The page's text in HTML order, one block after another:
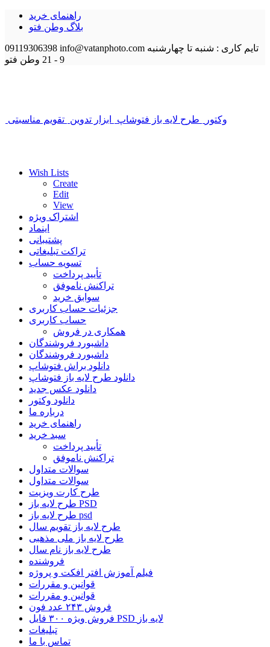
راهنمای خرید
بلاگ وطن فتو
09119306398 info@vatanphoto.com تایم کاری : شنبه تا چهارشنبه
9 - 21
وطن فتو
وکتور طرح لایه باز فتوشاپ ابزار تدوین تقویم مناسبتی
Wish Lists
Create
Edit
View
اشتراک ویژه
اینماد
پشتیبانی
تراکت تبلیغاتی
تسویه حساب
تأیید پرداخت
تراکنش ناموفق
سوابق خرید
جزئیات حساب کاربری
حساب کاربری
همکاری در فروش
داشبورد فروشندگان
داشبورد فروشندگان
دانلود براش فتوشاپ
دانلود طرح لایه باز فتوشاپ
دانلود عکس جدید
دانلود وکتور
درباره ما
راهنمای خرید
سبد خرید
تأیید پرداخت
تراکنش ناموفق
سوالات متداول
سوالات متداول
طرح کارت ویزیت
طرح لایه باز PSD
طرح لایه باز psd
طرح لایه باز تقویم سال
طرح لایه باز ملی مذهبی
طرح لایه باز نام سال
فروشنده
فیلم آموزش افتر افکت و پروژه
قوانین و مقررات
قوانین و مقررات
فروش ۲۴۳ عدد فون
فروش ویژه ۳۰۰ فایل PSD لایه باز
تبلیغات
تماس با ما